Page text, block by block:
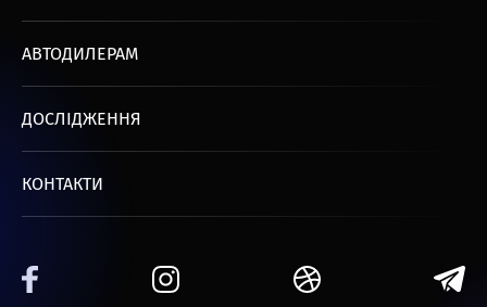
АВТОДИЛЕРАМ
ДОСЛІДЖЕННЯ
КОНТАКТИ